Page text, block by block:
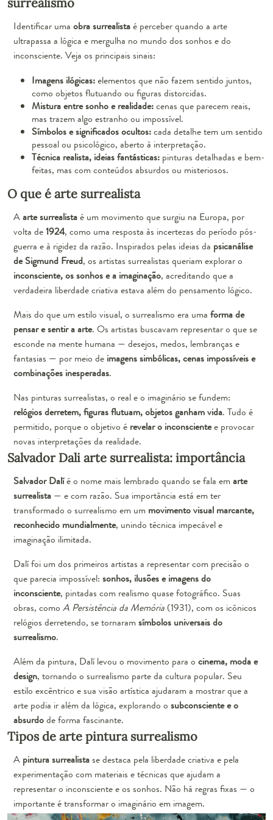
Identificar uma obra surrealistaé perceber quando a arte
ultrapassa a lógica e mergulha no mundo dos sonhos e do
inconsciente. Veja os principais sinais:
Imagens ilógicas:elementos que não fazem sentido juntos,
como objetos flutuando ou figuras distorcidas.
Mistura entre sonho e realidade:cenas que parecem reais,
mas trazem algo estranho ou impossível.
Símbolos e significados ocultos:cada detalhe tem um sentido
pessoal ou psicológico, aberto à interpretação.
Técnica realista, ideias fantásticas: pinturas detalhadas e bem-
feitas, mas com conteúdos absurdos ou misteriosos.
O que é arte surrealista
Aarte surrealistaé um movimento que surgiu na Europa, por
volta de1924, como uma resposta às incertezas do período pós-
guerra e à rigidez da razão. Inspirados pelas ideias da psicanálise
de Sigmund Freud, os artistas surrealistas queriam explorar o
inconsciente, os sonhos e a imaginação, acreditando que a
verdadeira liberdade criativa estava além do pensamento lógico.
Mais do que um estilo visual, o surrealismo era uma forma de
pensar e sentir a arte. Os artistas buscavam representar o que se
esconde na mente humana — desejos, medos, lembranças e
fantasias — por meio de imagens simbólicas, cenas impossíveis e
combinações inesperadas.
Nas pinturas surrealistas, o real e o imaginário se fundem:
relógios derretem, figuras flutuam, objetos ganham vida. Tudo é
permitido, porque o objetivo é revelar o inconscientee provocar
novas interpretações da realidade.
Salvador Dali arte surrealista: importância
Salvador Dalíé o nome mais lembrado quando se fala emarte
surrealista — e com razão. Sua importância está em ter
transformado o surrealismo em um movimento visual marcante,
reconhecido mundialmente, unindo técnica impecável e
imaginação ilimitada.
Dalí foi um dos primeiros artistas a representar com precisão o
que parecia impossível: sonhos, ilusões e imagens do
inconsciente, pintadas com realismo quase fotográfico. Suas
obras, como A Persistência da Memória (1931), com os icônicos
relógios derretendo, se tornaramsímbolos universais do
surrealismo.
Além da pintura, Dalí levou o movimento para o cinema, moda e
design, tornando o surrealismo parte da cultura popular. Seu
estilo excêntrico e sua visão artística ajudaram a mostrar que a
arte podia ir além da lógica, explorando o subconsciente e o
absurdode forma fascinante.
Tipos de arte pintura surrealismo
A pintura surrealistase destaca pela liberdade criativa e pela
experimentação com materiais e técnicas que ajudam a
representar o inconsciente e os sonhos. Não há regras fixas — o
importante é transformar o imaginário em imagem.